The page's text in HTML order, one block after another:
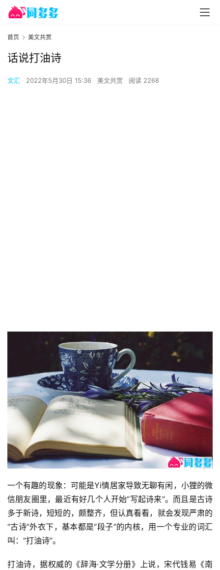
首页 美文共赏
话说打油诗
文汇 2022年5月30日 15:36 美文共赏 阅读 2268
一个有趣的现象：可能是Yi情居家导致无聊有闲，小狸的微
信朋友圈里，最近有好几个人开始“写起诗来”。而且是古诗
多于新诗，短短的，颇整齐，但认真看看，就会发现严肃的
“古诗”外衣下，基本都是“段子”的内核，用一个专业的词汇
叫：“打油诗”。
打油诗，据权威的《辞海·文学分册》上说，宋代钱易《南